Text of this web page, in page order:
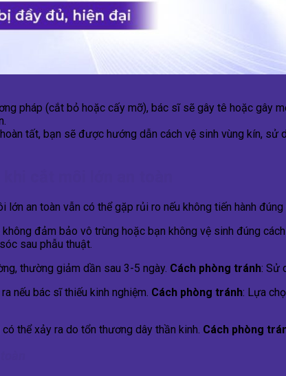
pháp (cắt bỏ hoặc cấy mỡ), bác sĩ sẽ gây tê hoặc gây
tất, bạn sẽ được hướng dẫn cách vệ sinh vùng kín,
an toàn vẫn có thể gặp rủi ro nếu không tiến hành
đảm bảo vô trùng hoặc bạn không vệ sinh đúng
sau phẫu thuật.
thường giảm dần sau 3-5 ngày. Cách phòng tránh: Sử
nếu bác sĩ thiếu kinh nghiệm. Cách phòng tránh: Lựa
thể xảy ra do tổn thương dây thần kinh. Cách phòng